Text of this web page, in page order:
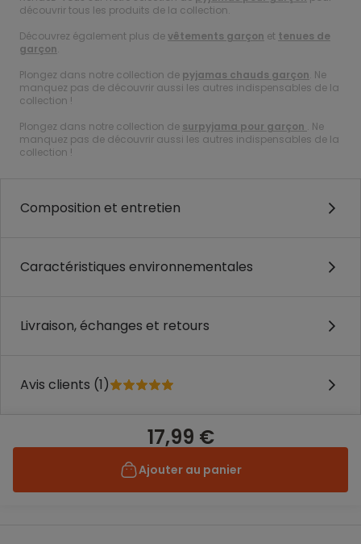
découvrir tous les produits de la collection.
Découvrez également plus devêtements garçon et tenues de
garçon.
Plongez dans notre collection de pyjamas chauds garçon. Ne
manquez pas de découvrir aussi les autres indispensables de la
collection !
Plongez dans notre collection de surpyjama pour garçon . Ne
manquez pas de découvrir aussi les autres indispensables de la
collection !
Composition et entretien
Caractéristiques environnementales
Livraison, échanges et retours
Avis clients (1)
17,99 €
Ajouter au panier